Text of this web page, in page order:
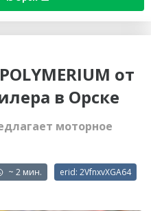
от
в Орске
моторное
~ 2 мин.
erid: 2VfnxvXGA64